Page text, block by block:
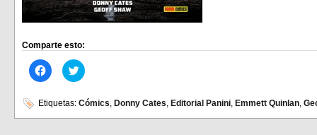
Comparte esto:
Haz
clic
en
Facebook
(Se
Haz
clic
en
(Se
Etiquetas: Cómics, Donny Cates, Editorial Panini, Emmett Quinlan,